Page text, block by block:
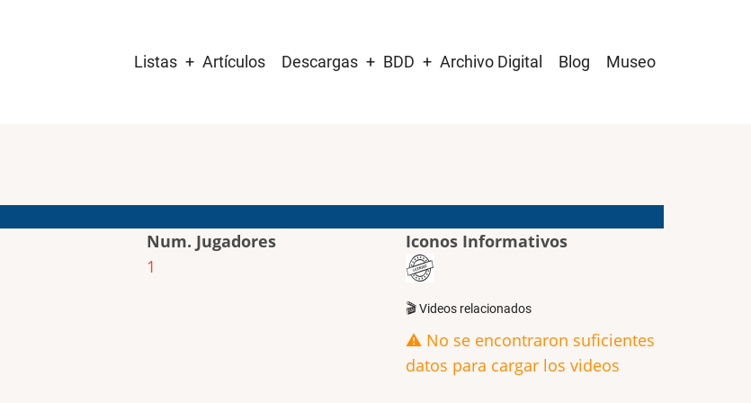
navigation
Listas Artículos Descargas BDD Archivo Digital Blog Museo
Num. Jugadores
1
Iconos Informativos
🎬 Videos relacionados
⚠️ No se encontraron suficientes
datos para cargar los videos